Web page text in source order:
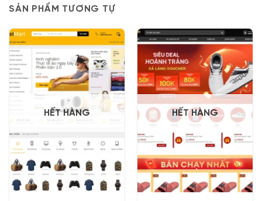
SẢN PHẨM TƯƠNG TỰ
HẾT HÀNG HẾT HÀNG